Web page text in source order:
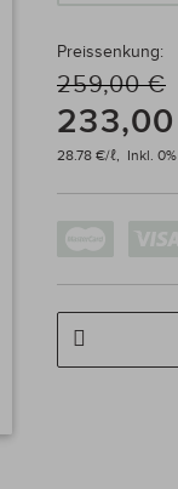
Preissenkung:
259,00 €
Inkl. 0%
28.78 €/ℓ,